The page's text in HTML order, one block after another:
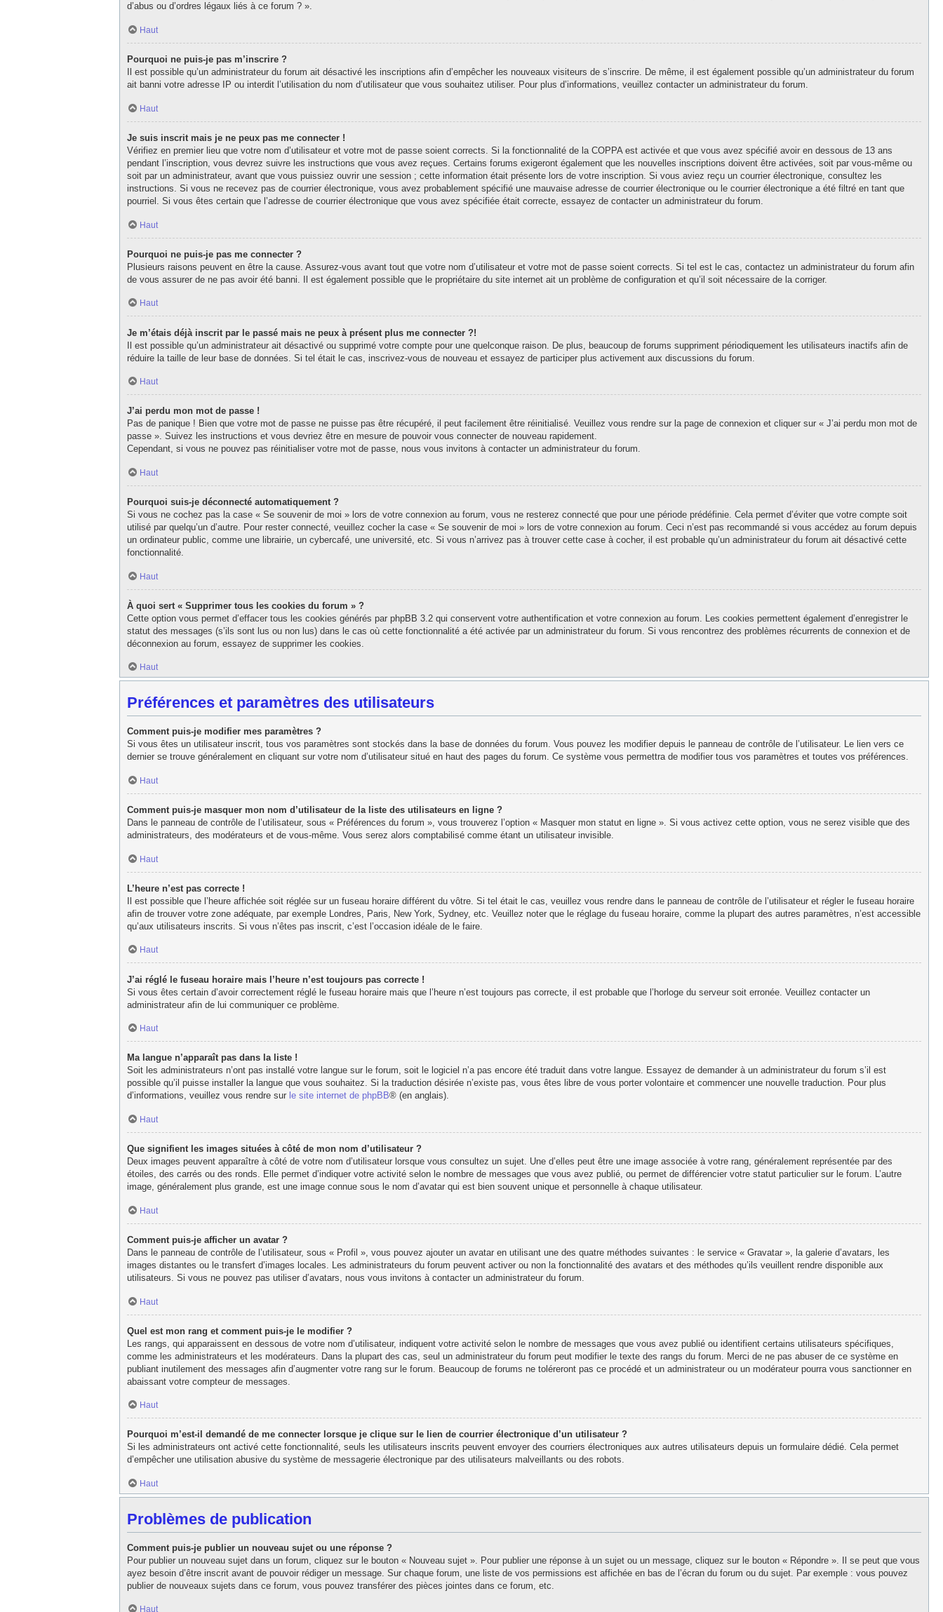
d’abus ou d’ordres légaux liés à ce forum ? ».
Haut
Pourquoi ne puis-je pas m’inscrire ?
Il est possible qu’un administrateur du forum ait désactivé les inscriptions afin d’empêcher les nouveaux visiteurs de s’inscrire. De même, il est également possible qu’un administrateur du forum
ait banni votre adresse IP ou interdit l’utilisation du nom d’utilisateur que vous souhaitez utiliser. Pour plus d’informations, veuillez contacter un administrateur du forum.
Haut
Je suis inscrit mais je ne peux pas me connecter !
Vérifiez en premier lieu que votre nom d’utilisateur et votre mot de passe soient corrects. Si la fonctionnalité de la COPPA est activée et que vous avez spécifié avoir en dessous de 13 ans
pendant l’inscription, vous devrez suivre les instructions que vous avez reçues. Certains forums exigeront également que les nouvelles inscriptions doivent être activées, soit par vous-même ou
soit par un administrateur, avant que vous puissiez ouvrir une session ; cette information était présente lors de votre inscription. Si vous aviez reçu un courrier électronique, consultez les
instructions. Si vous ne recevez pas de courrier électronique, vous avez probablement spécifié une mauvaise adresse de courrier électronique ou le courrier électronique a été filtré en tant que
pourriel. Si vous êtes certain que l’adresse de courrier électronique que vous avez spécifiée était correcte, essayez de contacter un administrateur du forum.
Haut
Pourquoi ne puis-je pas me connecter ?
Plusieurs raisons peuvent en être la cause. Assurez-vous avant tout que votre nom d’utilisateur et votre mot de passe soient corrects. Si tel est le cas, contactez un administrateur du forum afin
de vous assurer de ne pas avoir été banni. Il est également possible que le propriétaire du site internet ait un problème de configuration et qu’il soit nécessaire de la corriger.
Haut
Je m’étais déjà inscrit par le passé mais ne peux à présent plus me connecter ?!
Il est possible qu’un administrateur ait désactivé ou supprimé votre compte pour une quelconque raison. De plus, beaucoup de forums suppriment périodiquement les utilisateurs inactifs afin de
réduire la taille de leur base de données. Si tel était le cas, inscrivez-vous de nouveau et essayez de participer plus activement aux discussions du forum.
Haut
J’ai perdu mon mot de passe !
Pas de panique ! Bien que votre mot de passe ne puisse pas être récupéré, il peut facilement être réinitialisé. Veuillez vous rendre sur la page de connexion et cliquer sur « J’ai perdu mon mot de
passe ». Suivez les instructions et vous devriez être en mesure de pouvoir vous connecter de nouveau rapidement.
Cependant, si vous ne pouvez pas réinitialiser votre mot de passe, nous vous invitons à contacter un administrateur du forum.
Haut
Pourquoi suis-je déconnecté automatiquement ?
Si vous ne cochez pas la case « Se souvenir de moi » lors de votre connexion au forum, vous ne resterez connecté que pour une période prédéfinie. Cela permet d’éviter que votre compte soit
utilisé par quelqu’un d’autre. Pour rester connecté, veuillez cocher la case « Se souvenir de moi » lors de votre connexion au forum. Ceci n’est pas recommandé si vous accédez au forum depuis
un ordinateur public, comme une librairie, un cybercafé, une université, etc. Si vous n’arrivez pas à trouver cette case à cocher, il est probable qu’un administrateur du forum ait désactivé cette
fonctionnalité.
Haut
À quoi sert « Supprimer tous les cookies du forum » ?
Cette option vous permet d’effacer tous les cookies générés par phpBB 3.2 qui conservent votre authentification et votre connexion au forum. Les cookies permettent également d’enregistrer le
statut des messages (s’ils sont lus ou non lus) dans le cas où cette fonctionnalité a été activée par un administrateur du forum. Si vous rencontrez des problèmes récurrents de connexion et de
déconnexion au forum, essayez de supprimer les cookies.
Haut
Préférences et paramètres des utilisateurs
Comment puis-je modifier mes paramètres ?
Si vous êtes un utilisateur inscrit, tous vos paramètres sont stockés dans la base de données du forum. Vous pouvez les modifier depuis le panneau de contrôle de l’utilisateur. Le lien vers ce
dernier se trouve généralement en cliquant sur votre nom d’utilisateur situé en haut des pages du forum. Ce système vous permettra de modifier tous vos paramètres et toutes vos préférences.
Haut
Comment puis-je masquer mon nom d’utilisateur de la liste des utilisateurs en ligne ?
Dans le panneau de contrôle de l’utilisateur, sous « Préférences du forum », vous trouverez l’option « Masquer mon statut en ligne ». Si vous activez cette option, vous ne serez visible que des
administrateurs, des modérateurs et de vous-même. Vous serez alors comptabilisé comme étant un utilisateur invisible.
Haut
L’heure n’est pas correcte !
Il est possible que l’heure affichée soit réglée sur un fuseau horaire différent du vôtre. Si tel était le cas, veuillez vous rendre dans le panneau de contrôle de l’utilisateur et régler le fuseau horaire
afin de trouver votre zone adéquate, par exemple Londres, Paris, New York, Sydney, etc. Veuillez noter que le réglage du fuseau horaire, comme la plupart des autres paramètres, n’est accessible
qu’aux utilisateurs inscrits. Si vous n’êtes pas inscrit, c’est l’occasion idéale de le faire.
Haut
J’ai réglé le fuseau horaire mais l’heure n’est toujours pas correcte !
Si vous êtes certain d’avoir correctement réglé le fuseau horaire mais que l’heure n’est toujours pas correcte, il est probable que l’horloge du serveur soit erronée. Veuillez contacter un
administrateur afin de lui communiquer ce problème.
Haut
Ma langue n’apparaît pas dans la liste !
Soit les administrateurs n’ont pas installé votre langue sur le forum, soit le logiciel n’a pas encore été traduit dans votre langue. Essayez de demander à un administrateur du forum s’il est
possible qu’il puisse installer la langue que vous souhaitez. Si la traduction désirée n’existe pas, vous êtes libre de vous porter volontaire et commencer une nouvelle traduction. Pour plus
d’informations, veuillez vous rendre sur le site internet de phpBB® (en anglais).
Haut
Que signifient les images situées à côté de mon nom d’utilisateur ?
Deux images peuvent apparaître à côté de votre nom d’utilisateur lorsque vous consultez un sujet. Une d’elles peut être une image associée à votre rang, généralement représentée par des
étoiles, des carrés ou des ronds. Elle permet d’indiquer votre activité selon le nombre de messages que vous avez publié, ou permet de différencier votre statut particulier sur le forum. L’autre
image, généralement plus grande, est une image connue sous le nom d’avatar qui est bien souvent unique et personnelle à chaque utilisateur.
Haut
Comment puis-je afficher un avatar ?
Dans le panneau de contrôle de l’utilisateur, sous « Profil », vous pouvez ajouter un avatar en utilisant une des quatre méthodes suivantes : le service « Gravatar », la galerie d’avatars, les
images distantes ou le transfert d’images locales. Les administrateurs du forum peuvent activer ou non la fonctionnalité des avatars et des méthodes qu’ils veuillent rendre disponible aux
utilisateurs. Si vous ne pouvez pas utiliser d’avatars, nous vous invitons à contacter un administrateur du forum.
Haut
Quel est mon rang et comment puis-je le modifier ?
Les rangs, qui apparaissent en dessous de votre nom d’utilisateur, indiquent votre activité selon le nombre de messages que vous avez publié ou identifient certains utilisateurs spécifiques,
comme les administrateurs et les modérateurs. Dans la plupart des cas, seul un administrateur du forum peut modifier le texte des rangs du forum. Merci de ne pas abuser de ce système en
publiant inutilement des messages afin d’augmenter votre rang sur le forum. Beaucoup de forums ne toléreront pas ce procédé et un administrateur ou un modérateur pourra vous sanctionner en
abaissant votre compteur de messages.
Haut
Pourquoi m’est-il demandé de me connecter lorsque je clique sur le lien de courrier électronique d’un utilisateur ?
Si les administrateurs ont activé cette fonctionnalité, seuls les utilisateurs inscrits peuvent envoyer des courriers électroniques aux autres utilisateurs depuis un formulaire dédié. Cela permet
d’empêcher une utilisation abusive du système de messagerie électronique par des utilisateurs malveillants ou des robots.
Haut
Problèmes de publication
Comment puis-je publier un nouveau sujet ou une réponse ?
Pour publier un nouveau sujet dans un forum, cliquez sur le bouton « Nouveau sujet ». Pour publier une réponse à un sujet ou un message, cliquez sur le bouton « Répondre ». Il se peut que vous
ayez besoin d’être inscrit avant de pouvoir rédiger un message. Sur chaque forum, une liste de vos permissions est affichée en bas de l’écran du forum ou du sujet. Par exemple : vous pouvez
publier de nouveaux sujets dans ce forum, vous pouvez transférer des pièces jointes dans ce forum, etc.
Haut